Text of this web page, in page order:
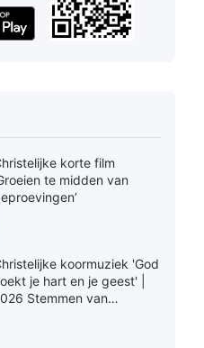
film ‘De stad zal
worden’
film ‘Wachten’ | De
is op ‘wolken’
film ‘Gods naam is
| Het mysterie van
onthuld
korte film
te midden van
koormuziek 'God
je hart en je geest' |
Stemmen van